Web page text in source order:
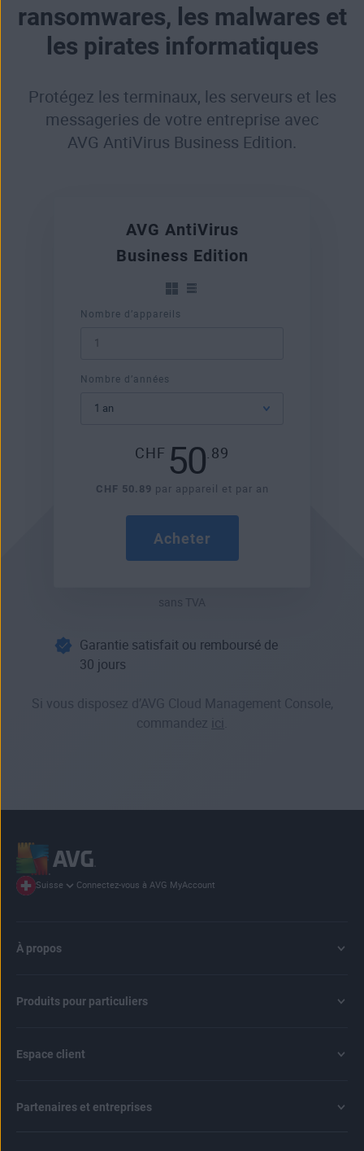
ransomwares, les malwares et
les pirates informatiques
Protégez les terminaux, les serveurs et les
messageries de votre entreprise avec
AVG AntiVirus Business Edition.
AVG AntiVirus
Business Edition
Nombre d’appareils
Nombre d’années
CHF 50 .89
CHF 50.89 par appareil et par an
Acheter
sans TVA
Garantie satisfait ou remboursé de
30 jours
Si vous disposez d’AVG Cloud Management Console,
commandez ici
Suisse Connectez-vous à AVG MyAccount
À propos
Produits pour particuliers
Espace client
Partenaires et entreprises